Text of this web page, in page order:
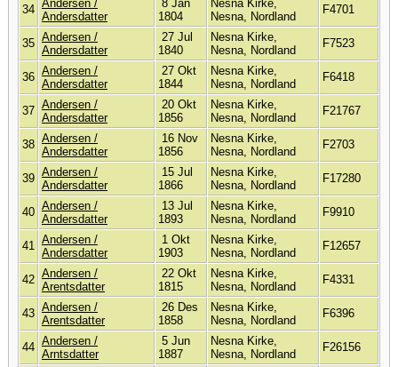
34 Andersen /
Andersdatter
8 Jan
1804
Nesna Kirke,
Nesna, Nordland
F4701
35 Andersen /
Andersdatter
27 Jul
1840
Nesna Kirke,
Nesna, Nordland
F7523
36 Andersen /
Andersdatter
27 Okt
1844
Nesna Kirke,
Nesna, Nordland
F6418
37 Andersen /
Andersdatter
20 Okt
1856
Nesna Kirke,
Nesna, Nordland
F21767
38 Andersen /
Andersdatter
16 Nov
1856
Nesna Kirke,
Nesna, Nordland
F2703
39 Andersen /
Andersdatter
15 Jul
1866
Nesna Kirke,
Nesna, Nordland
F17280
40 Andersen /
Andersdatter
13 Jul
1893
Nesna Kirke,
Nesna, Nordland
F9910
41 Andersen /
Andersdatter
1 Okt
1903
Nesna Kirke,
Nesna, Nordland
F12657
42 Andersen /
Arentsdatter
22 Okt
1815
Nesna Kirke,
Nesna, Nordland
F4331
43 Andersen /
Arentsdatter
26 Des
1858
Nesna Kirke,
Nesna, Nordland
F6396
44 Andersen /
Arntsdatter
5 Jun
1887
Nesna Kirke,
Nesna, Nordland
F26156